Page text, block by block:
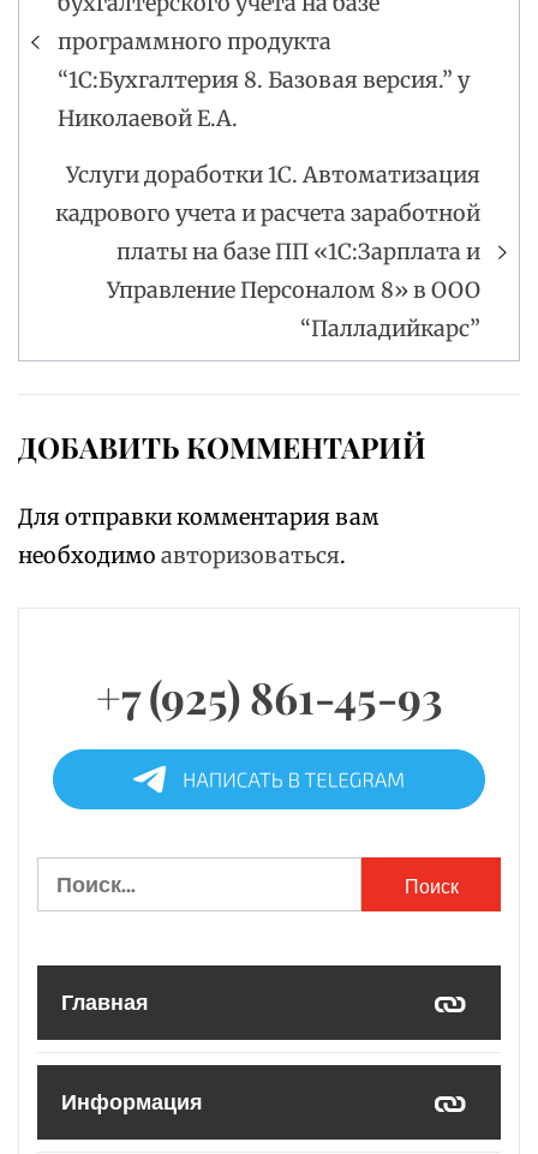
по
записям
программного продукта
“1С:Бухгалтерия 8. Базовая версия.” у
Николаевой Е.А.
Услуги доработки 1С. Автоматизация
кадрового учета и расчета заработной
платы на базе ПП «1С:Зарплата и
Управление Персоналом 8» в ООО
“Палладийкарс”
ДОБАВИТЬ КОММЕНТАРИЙ
Для отправки комментария вам
необходимо авторизоваться.
+7 (925) 861-45-93
Найти:
Главная
Информация